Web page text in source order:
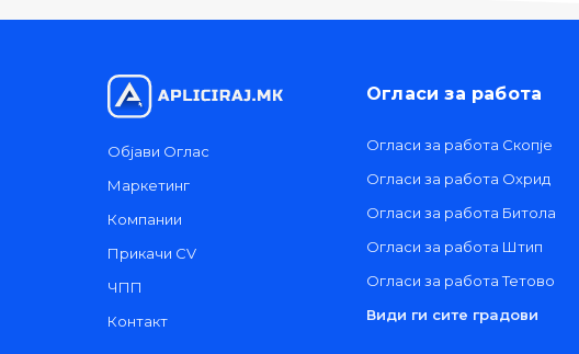
Објави Оглас
Маркетинг
Компании
Прикачи CV
ЧПП
Контакт
Огласи за работа
Огласи за работа Скопје
Огласи за работа Охрид
Огласи за работа Битола
Огласи за работа Штип
Огласи за работа Тетово
Види ги сите градови